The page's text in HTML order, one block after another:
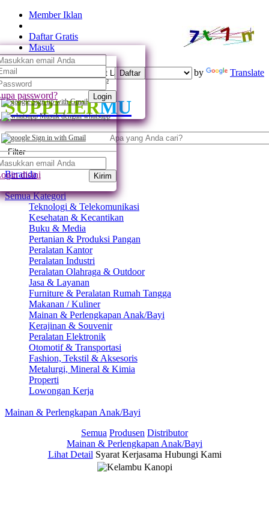
Member Iklan
Daftar Gratis
Daftar
Daftar dengan whatsapp
Sign up with Gmail
Masuk
password? Login
Masuk dengan whatsapp
Sign in with Gmail
disini Kirim
Powered by Translate
SUPPLIERMU
Filter
Beranda
Semua Kategori
Teknologi & Telekomunikasi
Kesehatan & Kecantikan
Buku & Media
Pertanian & Produksi Pangan
Peralatan Kantor
Peralatan Industri
Peralatan Olahraga & Outdoor
Jasa & Layanan
Furniture & Peralatan Rumah Tangga
Makanan / Kuliner
Mainan & Perlengkapan Anak/Bayi
Kerajinan & Souvenir
Peralatan Elektronik
Otomotif & Transportasi
Fashion, Tekstil & Aksesoris
Metalurgi, Mineral & Kimia
Properti
Lowongan Kerja
Mainan & Perlengkapan Anak/Bayi
Semua Produsen Distributor
Mainan & Perlengkapan Anak/Bayi
Lihat Detail Syarat Kerjasama Hubungi Kami